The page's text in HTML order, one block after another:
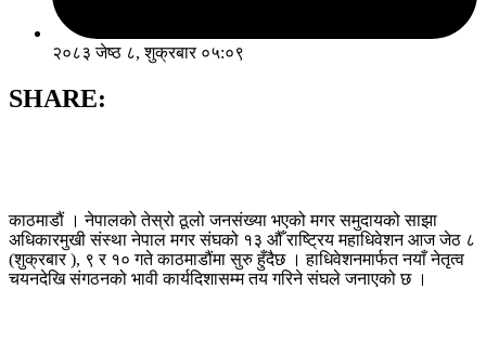
२०८३ जेष्ठ ८, शुक्रबार ०५:०९
SHARE:
काठमाडौं । नेपालको तेस्रो ठूलो जनसंख्या भएको मगर समुदायको साझा
अधिकारमुखी संस्था नेपाल मगर संघको १३ औँ राष्ट्रिय महाधिवेशन आज जेठ ८
(शुक्रबार ), ९ र १० गते काठमाडौंमा सुरु हुँदैछ । हाधिवेशनमार्फत नयाँ नेतृत्व
चयनदेखि संगठनको भावी कार्यदिशासम्म तय गरिने संघले जनाएको छ ।